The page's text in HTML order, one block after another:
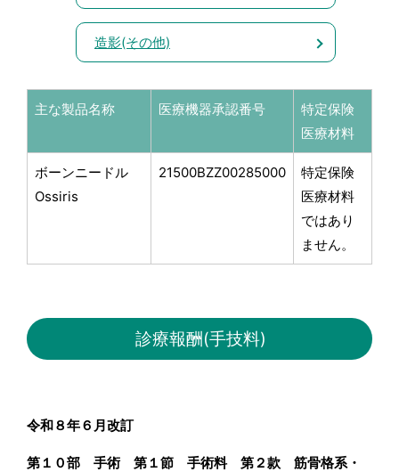
造影(その他)
主な製品名称 医療機器承認番号
特定保険
医療材料
ボーンニードル
Ossiris
21500BZZ00285000
特定保険
医療材料
ではあり
ません。
診療報酬(手技料)
令和８年６月改訂
第１０部 手術 第１節 手術料 第２款 筋骨格系・